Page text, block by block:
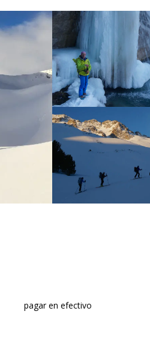
pagar en efectivo